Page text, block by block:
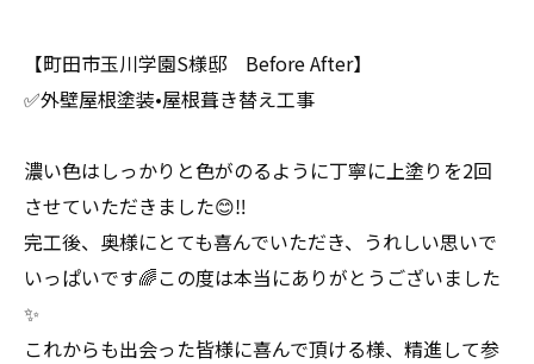
【町田市玉川学園S様邸 Before After】
✅外壁屋根塗装•屋根葺き替え工事
濃い色はしっかりと色がのるように丁寧に上塗りを2回
させていただきました😊‼️
完工後、奥様にとても喜んでいただき、うれしい思いで
いっぱいです🌈この度は本当にありがとうございました
✨
これからも出会った皆様に喜んで頂ける様、精進して参